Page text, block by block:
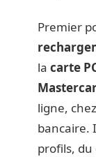
Premier
la carte
ligne,
bancaire.
profils, du